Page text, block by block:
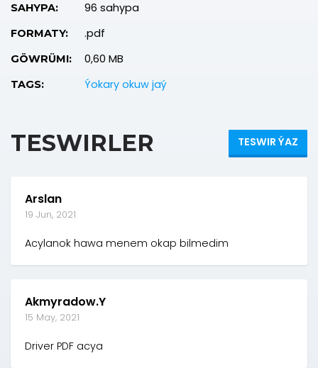
SAHYPA: 96 sahypa
FORMATY: .pdf
GÖWRÜMI: 0,60 MB
TAGS: Ýokary okuw jaý
TESWIRLER TESWIR ÝAZ
Arslan
19 Jun, 2021
Acylanok hawa menem okap bilmedim
Akmyradow.Y
15 May, 2021
Driver PDF acya